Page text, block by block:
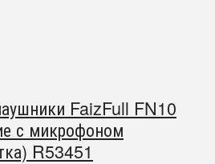
FaizFull FN10
с микрофоном
R53451